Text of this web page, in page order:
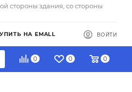
стороны здания, со стороны
НА EMALL ВОЙТИ
0 0 0